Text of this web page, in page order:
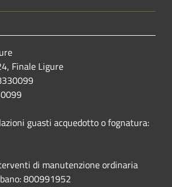
Finale Ligure
guasti acquedotto o fognatura:
di manutenzione ordinaria
800991952